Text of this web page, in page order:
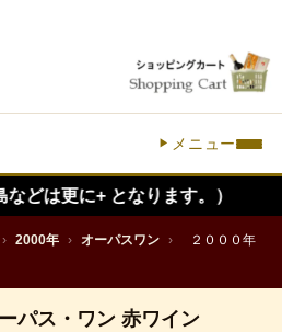
メニュー
+ となります。）
› 2000年 › オーパスワン ›
２０００年
パス・ワン 赤ワイン